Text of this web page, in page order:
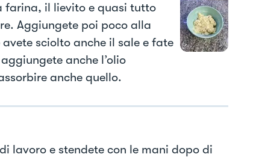
farina, il lievito e quasi tutto
Aggiungete poi poco alla
sciolto anche il sale e fate
anche l’olio
anche quello.
lavoro e stendete con le mani dopo di